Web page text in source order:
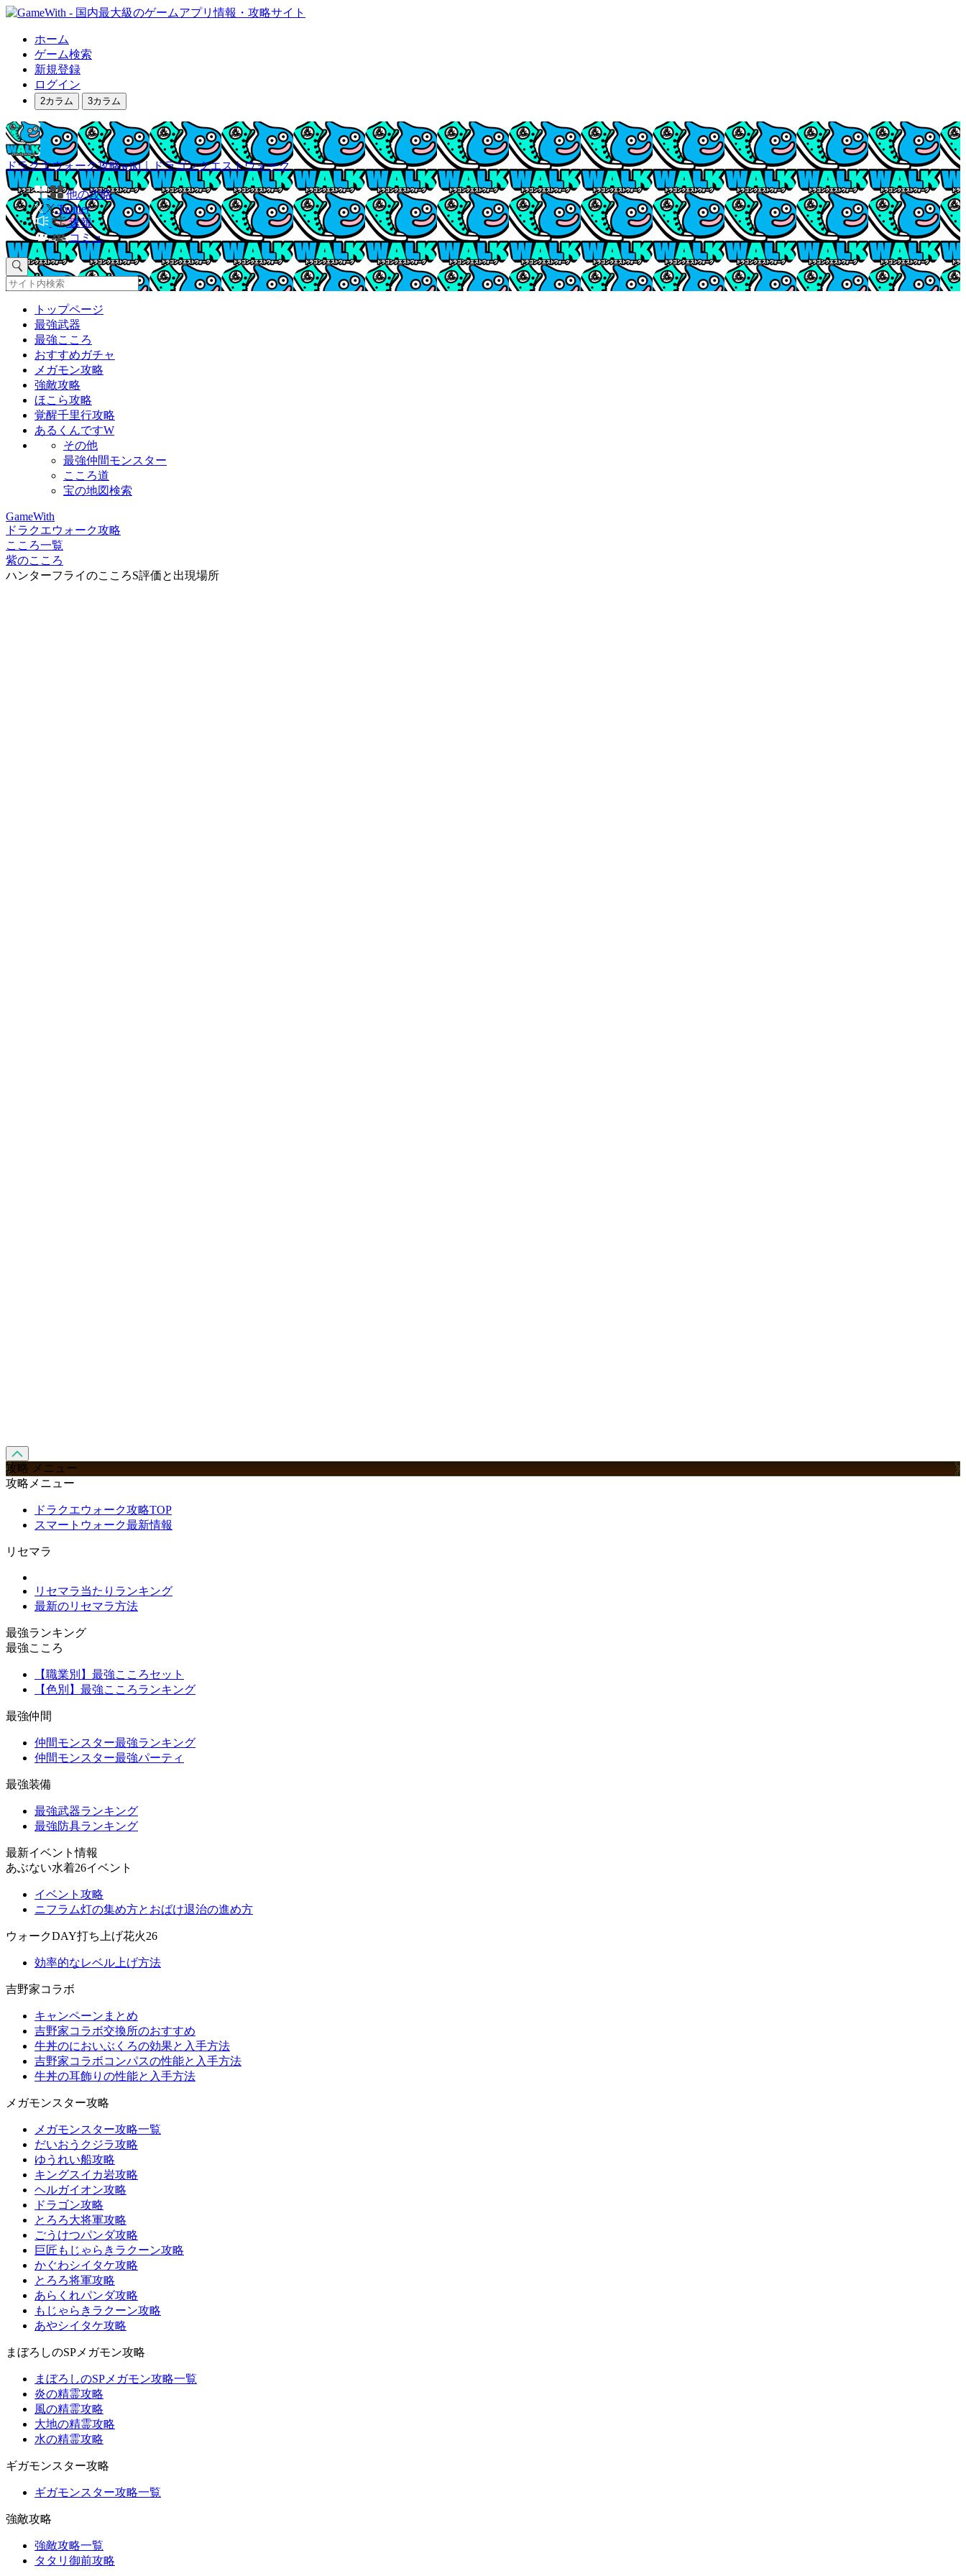
ホーム
ゲーム検索
新規登録
ログイン
2カラム 3カラム
ドラクエウォーク攻略wiki｜ドラゴンクエストウォーク
他の攻略
Twitter
速報
コミュ
トップページ
最強武器
最強こころ
おすすめガチャ
メガモン攻略
強敵攻略
ほこら攻略
覚醒千里行攻略
あるくんですW
その他
最強仲間モンスター
こころ道
宝の地図検索
GameWith
ドラクエウォーク攻略
こころ一覧
紫のこころ
ハンターフライのこころS評価と出現場所
攻略 メニュー
攻略メニュー
ドラクエウォーク攻略TOP
スマートウォーク最新情報
リセマラ
リセマラ当たりランキング
最新のリセマラ方法
最強ランキング
最強こころ
【職業別】最強こころセット
【色別】最強こころランキング
最強仲間
仲間モンスター最強ランキング
仲間モンスター最強パーティ
最強装備
最強武器ランキング
最強防具ランキング
最新イベント情報
あぶない水着26イベント
イベント攻略
ニフラム灯の集め方とおばけ退治の進め方
ウォークDAY打ち上げ花火26
効率的なレベル上げ方法
吉野家コラボ
キャンペーンまとめ
吉野家コラボ交換所のおすすめ
牛丼のにおいぶくろの効果と入手方法
吉野家コラボコンパスの性能と入手方法
牛丼の耳飾りの性能と入手方法
メガモンスター攻略
メガモンスター攻略一覧
だいおうクジラ攻略
ゆうれい船攻略
キングスイカ岩攻略
ヘルガイオン攻略
ドラゴン攻略
とろろ大将軍攻略
ごうけつパンダ攻略
巨匠もじゃらきラクーン攻略
かぐわシイタケ攻略
とろろ将軍攻略
あらくれパンダ攻略
もじゃらきラクーン攻略
あやシイタケ攻略
まぼろしのSPメガモン攻略
まぼろしのSPメガモン攻略一覧
炎の精霊攻略
風の精霊攻略
大地の精霊攻略
水の精霊攻略
ギガモンスター攻略
ギガモンスター攻略一覧
強敵攻略
強敵攻略一覧
タタリ御前攻略